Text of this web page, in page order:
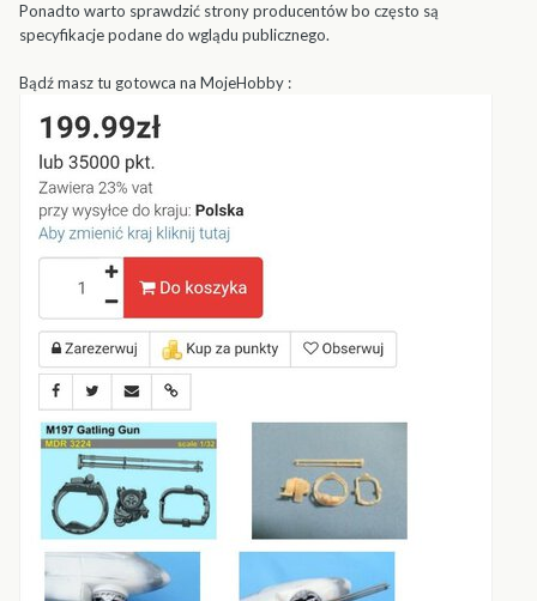
Ponadto warto sprawdzić strony producentów bo często są
specyfikacje podane do wglądu publicznego.
Bądź masz tu gotowca na MojeHobby :